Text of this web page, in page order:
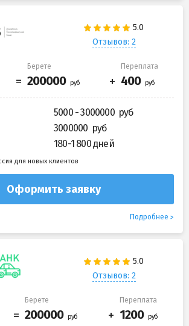
Отзывов: 2
Берете Переплата
5000 - 3000000
3000000
180-1 800 дней
для новых клиентов
Оформить заявку
Подробнее
Отзывов: 2
Берете Переплата